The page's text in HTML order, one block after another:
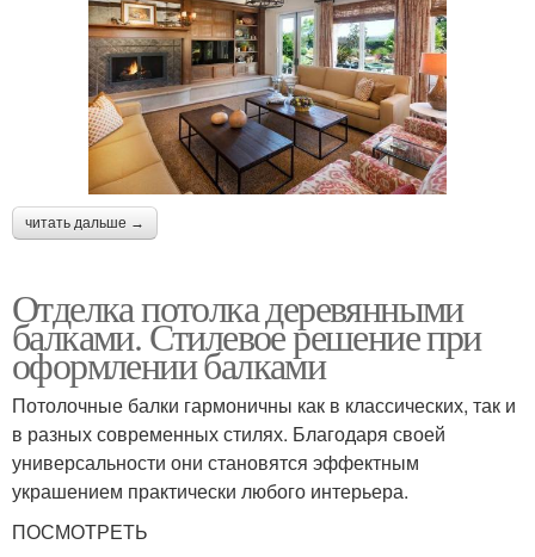
читать дальше →
Отделка потолка деревянными
балками. Стилевое решение при
оформлении балками
Потолочные балки гармоничны как в классических, так и
в разных современных стилях. Благодаря своей
универсальности они становятся эффектным
украшением практически любого интерьера.
ПОСМОТРЕТЬ